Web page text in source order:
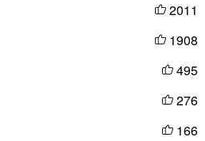
 2011
 1908
 495
 276
 166